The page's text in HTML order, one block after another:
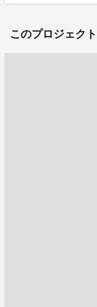
このプロジェク